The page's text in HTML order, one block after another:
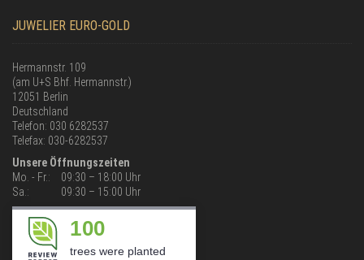
JUWELIER EURO-GOLD
Hermannstr. 109
(am U+S Bhf. Hermannstr.)
12051 Berlin
Deutschland
Telefon: 030 6282537
Telefax: 030-6282537
Unsere Öffnungszeiten
Mo. - Fr.:
09:30 – 18:00 Uhr
Sa.:
09:30 – 15:00 Uhr
100
trees were planted